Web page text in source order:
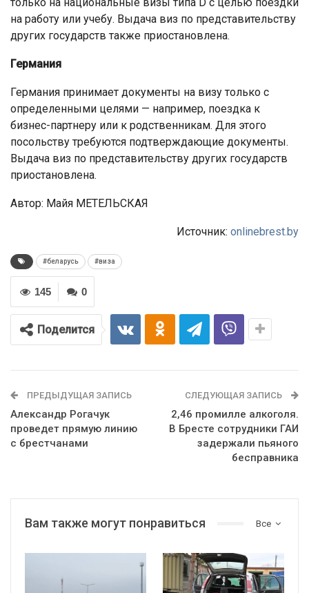
на работу или учебу. Выдача виз по представительству
других государств также приостановлена.
Германия
Германия принимает документы на визу только с
определенными целями — например, поездка к
бизнес-партнеру или к родственникам. Для этого
посольству требуются подтверждающие документы.
Выдача виз по представительству других государств
приостановлена.
Автор: Майя МЕТЕЛЬСКАЯ
Источник: onlinebrest.by
#беларусь #виза
0
145
Поделится
ПРЕДЫДУЩАЯ ЗАПИСЬ
Александр Рогачук
проведет прямую линию
с брестчанами
СЛЕДУЮЩАЯ ЗАПИСЬ
2,46 промилле алкоголя.
В Бресте сотрудники ГАИ
задержали пьяного
бесправника
Все
Вам также могут понравиться